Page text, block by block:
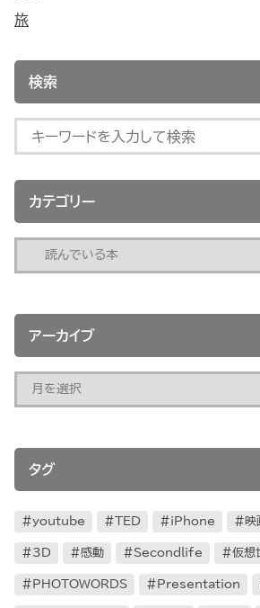
旅
検索
カテゴリー
アーカイブ
タグ
youtube TED iPhone 映
3D 感動 Secondlife 仮想
PHOTOWORDS Presentation